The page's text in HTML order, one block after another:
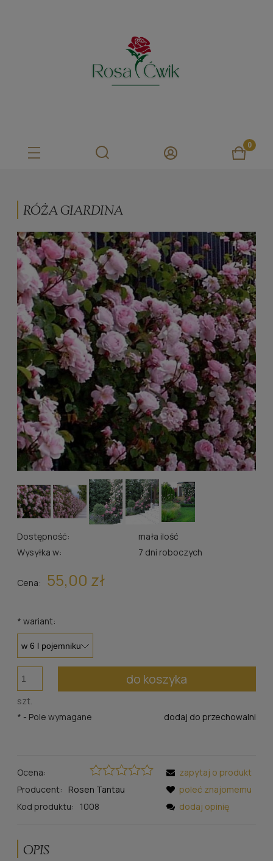
RÓŻA GIARDINA
Dostępność:
mała ilość
Wysyłka w:
7 dni roboczych
Cena: 55,00 zł
* wariant:
szt.
do koszyka
dodaj do przechowalni
* - Pole wymagane
Ocena:
Producent:
Rosen Tantau
Kod produktu:
1008
zapytaj o produkt
poleć znajomemu
dodaj opinię
OPIS